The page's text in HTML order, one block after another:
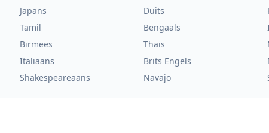
Japans Duits
Tamil Bengaals
Birmees Thais
Italiaans Brits Engels
Shakespeareaans Navajo